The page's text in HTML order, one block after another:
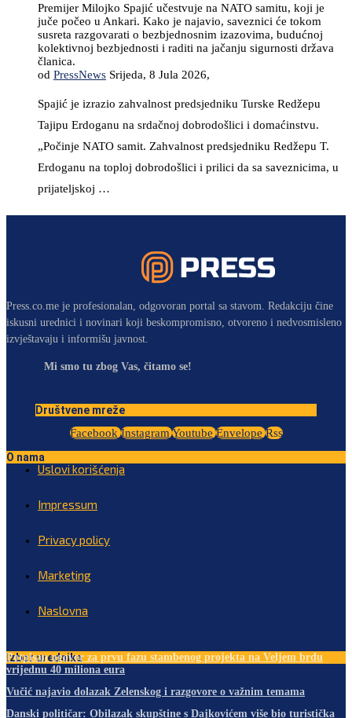
Premijer Milojko Spajić učestvuje na NATO samitu, koji je
juče počeo u Ankari. Kako je najavio, saveznici će tokom
susreta razgovarati o bezbjednosnim izazovima, budućnoj
kolektivnoj bezbjednosti i raditi na jačanju sigurnosti država
članica.
od PressNews Srijeda, 8 Jula 2026,
Spajić je izrazio zahvalnost predsjedniku Turske Redžepu
Tajipu Erdoganu na srdačnoj dobrodošlici i domaćinstvu.
„Počinje NATO samit. Zahvalnost predsjedniku Redžepu T.
Erdoganu na toploj dobrodošlici i prilici da sa saveznicima, u
prijateljskoj …
Press.co.me je profesionalan, odgovoran portal sa stavom. Redakciju čine
iskusni urednici i novinari koji beskompromisno, otvoreno i nedvosmisleno
izvještavaju i informišu javnost.
Mi smo tu zbog Vas, čitamo se!
Društvene mreže
Facebook Instagram Youtube Envelope Rss
O nama
Uslovi korišćenja
Impressum
Privacy policy
Marketing
Naslovna
Izbor urednika
Potpisan ugovor za prvu fazu stambenog projekta na Veljem brdu
vrijednu 40 miliona eura
Vučić najavio dolazak Zelenskog i razgovore o važnim temama
Danski političar: Obilazak skupštine s Dajkovićem više bio turistička